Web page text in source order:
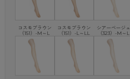
コスモブラウン
（151）-M～L
コスモブラウン
（151）-L～LL
シアーベージュ
（323）-M～L